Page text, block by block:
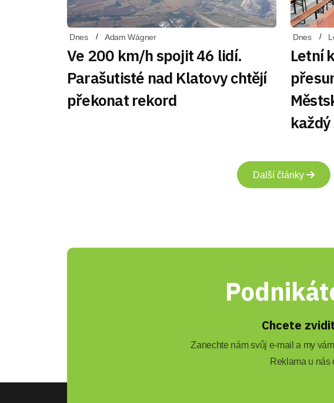
Dnes Adam Wágner
Ve 200 km/h spojit 46 lidí.
Parašutisté nad Klatovy chtějí
překonat rekord
Dnes
Letní
Další články
Chcete
Zanechte nám svůj e-mail a my
Reklama u